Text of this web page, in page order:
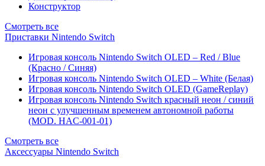
Конструктор
Смотреть все
Приставки Nintendo Switch
Игровая консоль Nintendo Switch OLED – Red / Blue
(Красно / Синяя)
Игровая консоль Nintendo Switch OLED – White (Белая)
Игровая консоль Nintendo Switch OLED (GameReplay)
Игровая консоль Nintendo Switch красный неон / синий
неон с улучшенным временем автономной работы
(MOD. HAC-001-01)
Смотреть все
Аксессуары Nintendo Switch